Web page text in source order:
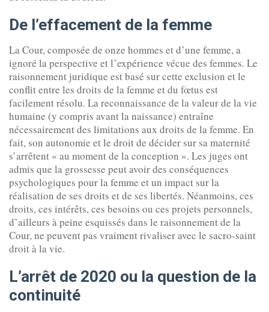
De l’effacement de la femme
La Cour, composée de onze hommes et d’une femme, a
ignoré la perspective et l’expérience vécue des femmes. Le
raisonnement juridique est basé sur cette exclusion et le
conflit entre les droits de la femme et du fœtus est
facilement résolu. La reconnaissance de la valeur de la vie
humaine (y compris avant la naissance) entraîne
nécessairement des limitations aux droits de la femme. En
fait, son autonomie et le droit de décider sur sa maternité
s’arrêtent « au moment de la conception ». Les juges ont
admis que la grossesse peut avoir des conséquences
psychologiques pour la femme et un impact sur la
réalisation de ses droits et de ses libertés. Néanmoins, ces
droits, ces intérêts, ces besoins ou ces projets personnels,
d’ailleurs à peine esquissés dans le raisonnement de la
Cour, ne peuvent pas vraiment rivaliser avec le sacro-saint
droit à la vie.
L’arrêt de 2020 ou la question de la
continuité